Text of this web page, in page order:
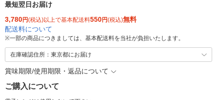
最短翌日お届け
3,780円(税込)以上で基本配送料550円(税込)無料
配送料について
※一部の商品につきましては、基本配送料を当社が負担いたします。
在庫確認住所：東京都にお届け
賞味期限/使用期限・返品について
ご購入について